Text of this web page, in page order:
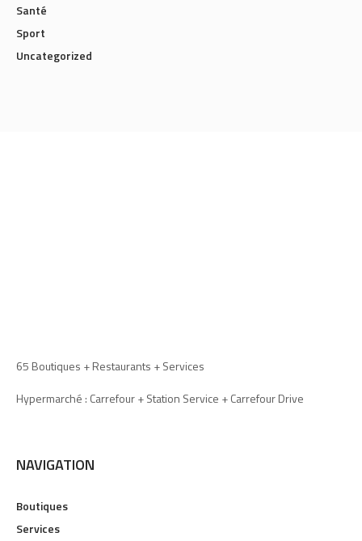
Santé
Sport
Uncategorized
65 Boutiques + Restaurants + Services
Hypermarché : Carrefour + Station Service + Carrefour Drive
NAVIGATION
Boutiques
Services